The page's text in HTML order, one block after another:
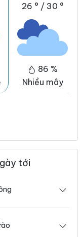
26 ° / 30 °
86 %
Nhiều mây
tới